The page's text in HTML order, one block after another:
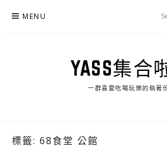
MENU
YASS集合
一群喜愛吃喝玩樂的執著
標籤: 68食堂 公館